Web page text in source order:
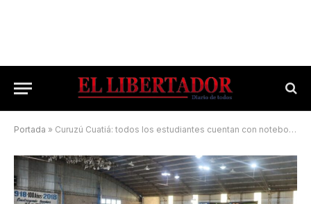
Portada » Curuzú Cuatiá: todos los estudiantes cuentan con notebooks